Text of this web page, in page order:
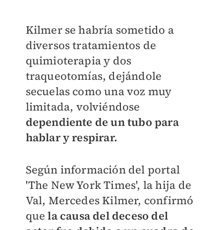
Kilmer se habría sometido a
diversos tratamientos de
quimioterapia y dos
traqueotomías, dejándole
secuelas como una voz muy
limitada, volviéndose
dependiente de un tubo para
hablar y respirar.
Según información del portal
'The New York Times', la hija de
Val, Mercedes Kilmer, confirmó
quela causa del deceso del